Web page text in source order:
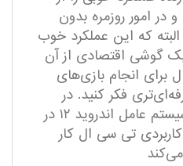
امور روزمره بدون
که این عملکرد خوب
گوشی اقتصادی از آن
برای انجام بازی‌های
فکر کنید. در
بخش نر‌م‌افزاری وجود سیستم عامل اندروید ۱۲ در
کاربردی تی سی ال کار